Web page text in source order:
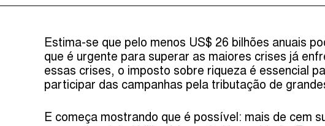
Estima-se que pelo menos US$ 26 bilhões anuais
que é urgente para superar as maiores crises já
essas crises, o imposto sobre riqueza é essencial
participar das campanhas pela tributação de
E começa mostrando que é possível: mais de cem